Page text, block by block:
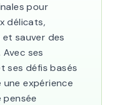
pour
délicats,
sauver des
ses
ses défis basés
une expérience